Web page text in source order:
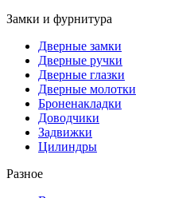
Замки и фурнитура
Дверные замки
Дверные ручки
Дверные глазки
Дверные молотки
Броненакладки
Доводчики
Задвижки
Цилиндры
Разное